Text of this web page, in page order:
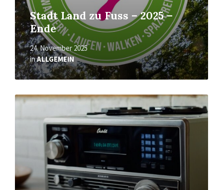
Stadt Land zu Fuss – 2025 –
Ende
24. November 2025
inALLGEMEIN
Mehr